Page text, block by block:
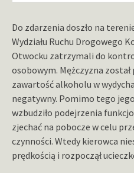
Do zdarzenia doszło na
Wydziału Ruchu Drogowego
Otwocku zatrzymali do
osobowym. Mężczyzna został
zawartość alkoholu w
negatywny. Pomimo tego
wzbudziło podejrzenia
zjechać na pobocze w celu
czynności. Wtedy kierowca
prędkością i rozpoczął